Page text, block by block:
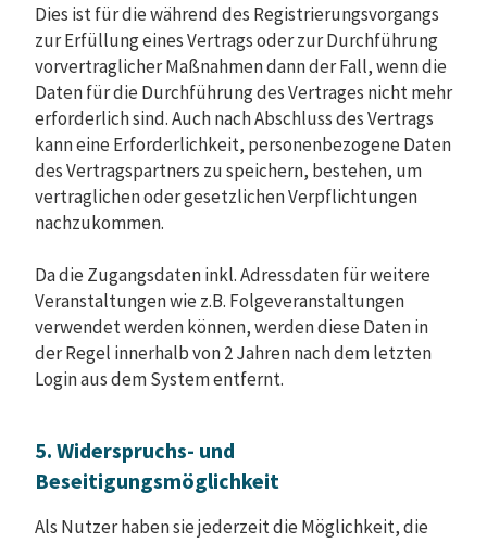
Dies ist für die während des Registrierungsvorgangs
zur Erfüllung eines Vertrags oder zur Durchführung
vorvertraglicher Maßnahmen dann der Fall, wenn die
Daten für die Durchführung des Vertrages nicht mehr
erforderlich sind. Auch nach Abschluss des Vertrags
kann eine Erforderlichkeit, personenbezogene Daten
des Vertragspartners zu speichern, bestehen, um
vertraglichen oder gesetzlichen Verpflichtungen
nachzukommen.
Da die Zugangsdaten inkl. Adressdaten für weitere
Veranstaltungen wie z.B. Folgeveranstaltungen
verwendet werden können, werden diese Daten in
der Regel innerhalb von 2 Jahren nach dem letzten
Login aus dem System entfernt.
5. Widerspruchs- und
Beseitigungsmöglichkeit
Als Nutzer haben sie jederzeit die Möglichkeit, die